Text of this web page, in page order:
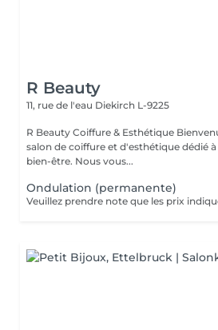
R Beauty
11, rue de l'eau Diekirch L-9225
R Beauty Coiffure & Esthétique Bienvenue chez R Beauty, votre
salon de coiffure et d'esthétique dédié
bien-être. Nous vous...
Ondulation (permanente)